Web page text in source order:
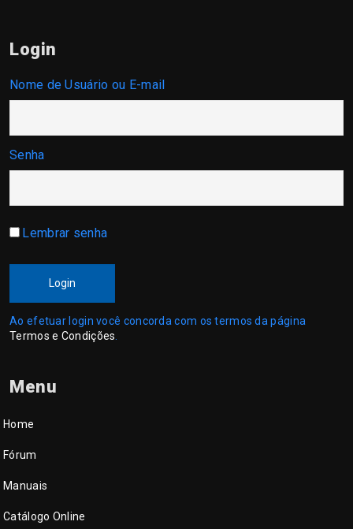
Login
Nome de Usuário ou E-mail
Senha
Lembrar senha
Login
Ao efetuar login você concorda com os termos da página
Termos e Condições
Menu
Home
Fórum
Manuais
Catálogo Online